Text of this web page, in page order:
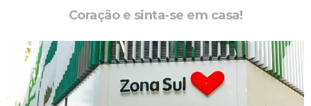
Coração e sinta-se em casa!